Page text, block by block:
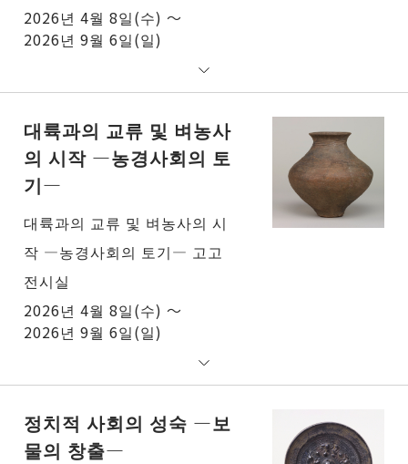
2026년 4월 8일(수) ～
2026년 9월 6일(일)
대륙과의 교류 및 벼농사
의 시작 ―농경사회의 토
기―
대륙과의 교류 및 벼농사의 시
작 ―농경사회의 토기― 고고
전시실
2026년 4월 8일(수) ～
2026년 9월 6일(일)
정치적 사회의 성숙 ―보
물의 창출―